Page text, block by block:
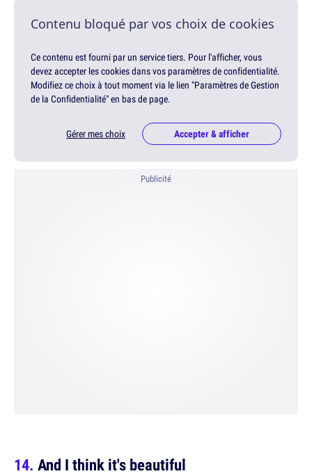
Contenu bloqué par vos choix de cookies
Ce contenu est fourni par un service tiers. Pour l'afficher, vous
devez accepter les cookies dans vos paramètres de confidentialité.
Modifiez ce choix à tout moment via le lien "Paramètres de Gestion
de la Confidentialité" en bas de page.
Gérer mes choix Accepter & afficher
Publicité
And I think it's beautiful